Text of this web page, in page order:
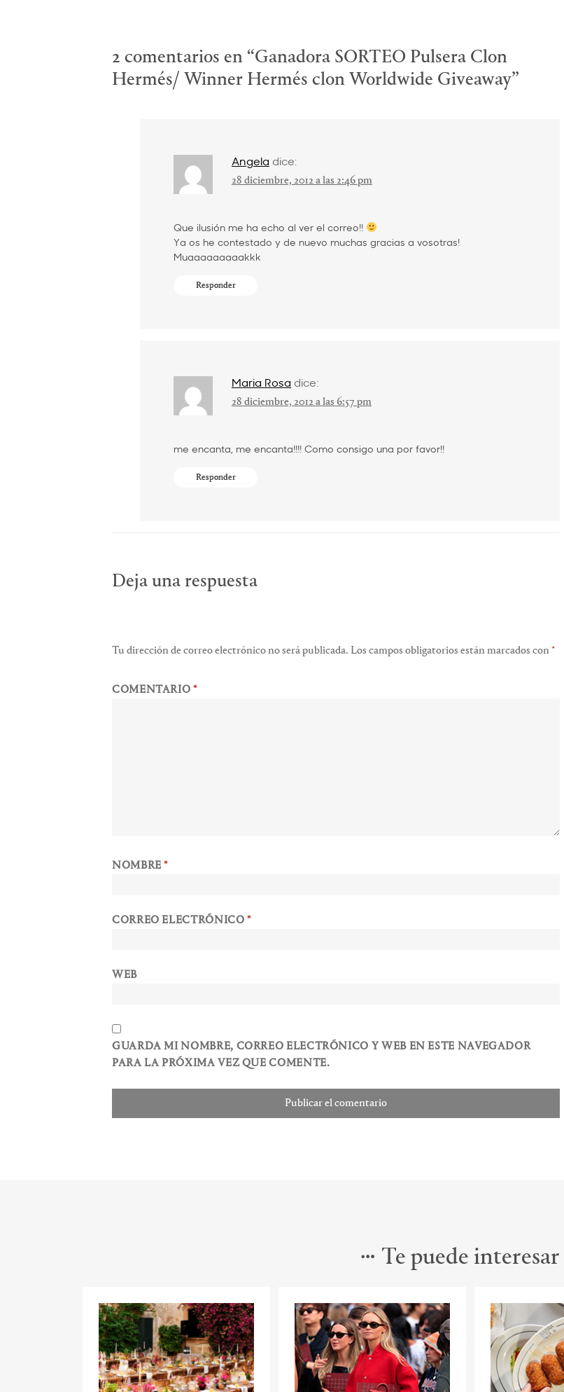
2 comentarios en “Ganadora SORTEO Pulsera Clon
Hermés/ Winner Hermés clon Worldwide Giveaway”
Angela dice:
28 diciembre, 2012 a las 2:46 pm
Que ilusión me ha echo al ver el correo!!
Ya os he contestado y de nuevo muchas gracias a vosotras!
Muaaaaaaaaakkk
Responder
Maria Rosa dice:
28 diciembre, 2012 a las 6:57 pm
me encanta, me encanta!!!! Como consigo una por favor!!
Responder
Deja una respuesta
Tu dirección de correo electrónico no será publicada. Los campos obligatorios están marcados con*
COMENTARIO*
NOMBRE*
CORREO ELECTRÓNICO*
WEB
GUARDA MI NOMBRE, CORREO ELECTRÓNICO Y WEB EN ESTE NAVEGADOR
PARA LA PRÓXIMA VEZ QUE COMENTE.
Te puede interesar